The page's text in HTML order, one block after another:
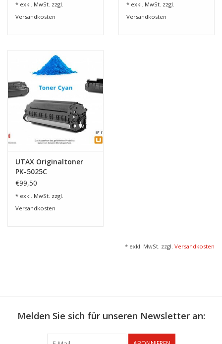
* exkl. MwSt. zzgl.
Versandkosten
* exkl. MwSt. zzgl.
Versandkosten
UTAX Originaltoner
PK-5025C
€99,50
* exkl. MwSt. zzgl.
Versandkosten
* exkl. MwSt. zzgl. Versandkosten
Melden Sie sich für unseren Newsletter an: